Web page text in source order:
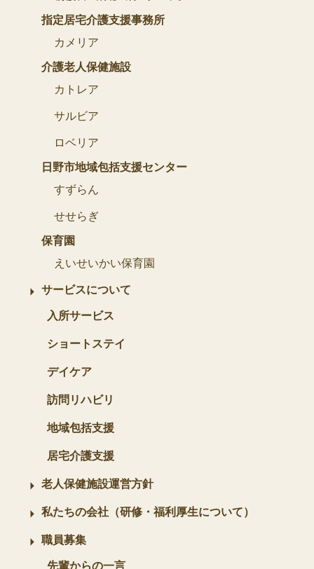
指定居宅介護支援事務所
カメリア
介護老人保健施設
カトレア
サルビア
ロベリア
日野市地域包括支援センター
すずらん
せせらぎ
保育園
えいせいかい保育園
サービスについて
入所サービス
ショートステイ
デイケア
訪問リハビリ
地域包括支援
居宅介護支援
老人保健施設運営方針
私たちの会社（研修・福利厚生について）
職員募集
先輩からの一言